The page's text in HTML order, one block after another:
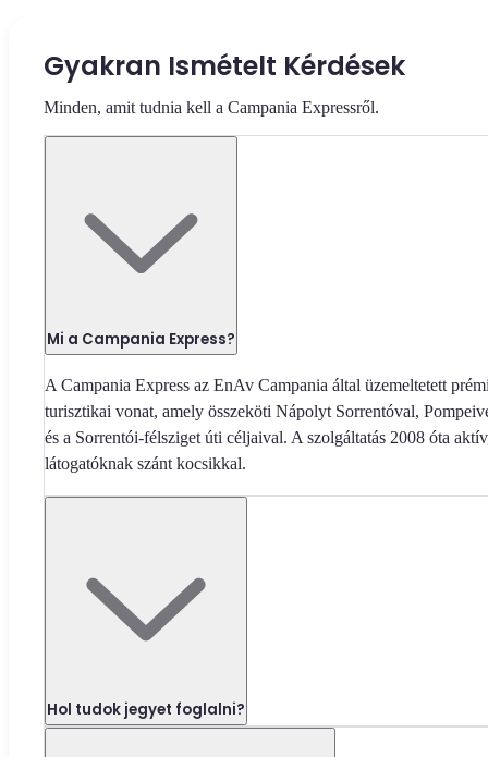
Gyakran Ismételt Kérdések
Minden, amit tudnia kell a Campania Expressről.
Mi a Campania Express?
A Campania Express az EnAv Campania által üzemeltetett
turisztikai vonat, amely összeköti Nápolyt Sorrentóval,
és a Sorrentói-félsziget úti céljaival. A szolgáltatás 2008 óta
látogatóknak szánt kocsikkal.
Hol tudok jegyet foglalni?